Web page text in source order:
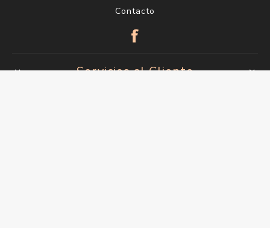
Contacto
Servicios al Cliente